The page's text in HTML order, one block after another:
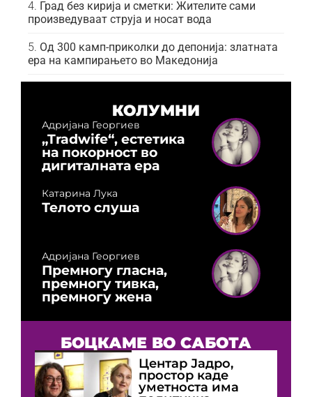
Град без кирија и сметки: Жителите сами
произведуваат струја и носат вода
Од 300 камп-приколки до депонија: златната
ера на кампирањето во Македонија
КОЛУМНИ
Адријана Георгиев
„Tradwife“, естетика
на покорност во
дигиталната ера
Катарина Лука
Телото слуша
Адријана Георгиев
Премногу гласна,
премногу тивка,
премногу жена
БОЦКАМЕ ВО САБОТА
Центар Јадро,
простор каде
уметноста има